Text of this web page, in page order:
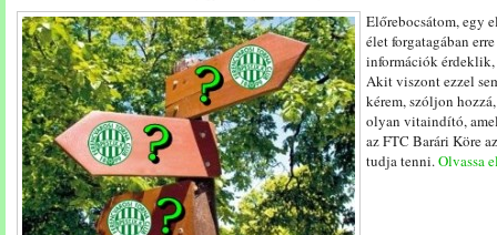
Előrebocsátom, egy
élet forgatagában
információk
Akit viszont ezzel
kérem, szóljon
olyan vitaindító,
az FTC Barári Köre
tudja tenni.Olvassa